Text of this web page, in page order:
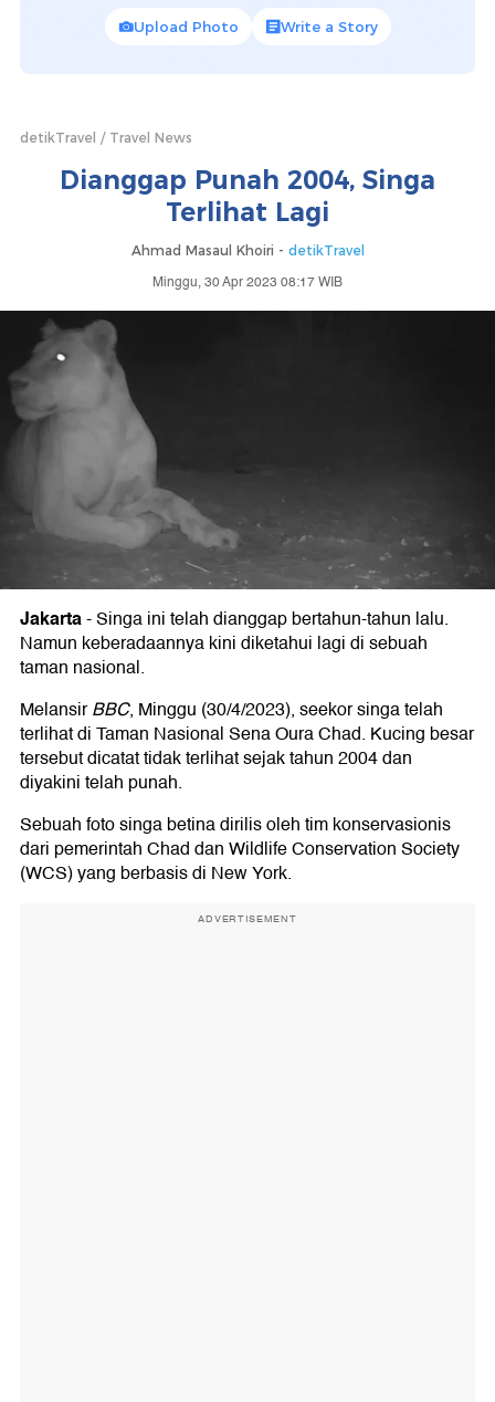
Upload Photo Write a Story
detikTravel Travel News
Dianggap Punah 2004, Singa
Terlihat Lagi
Ahmad Masaul Khoiri - detikTravel
Minggu, 30 Apr 2023 08:17 WIB
Jakarta-Singa ini telah dianggap bertahun-tahun lalu.
Namun keberadaannya kini diketahui lagi di sebuah
taman nasional.
MelansirBBC, Minggu (30/4/2023), seekor singa telah
terlihat di Taman Nasional Sena Oura Chad. Kucing besar
tersebut dicatat tidak terlihat sejak tahun 2004 dan
diyakini telah punah.
Sebuah foto singa betina dirilis oleh tim konservasionis
dari pemerintah Chad dan Wildlife Conservation Society
(WCS) yang berbasis di New York.
ADVERTISEMENT